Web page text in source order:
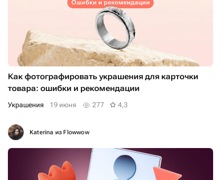
Как фотографировать украшения для карточки
товара: ошибки и рекомендации
украшения 19 июня 277 4,3
Katerina из Flowwow